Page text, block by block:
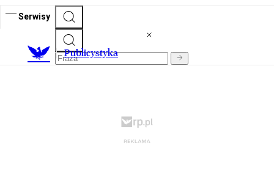
Serwisy
Publicystyka